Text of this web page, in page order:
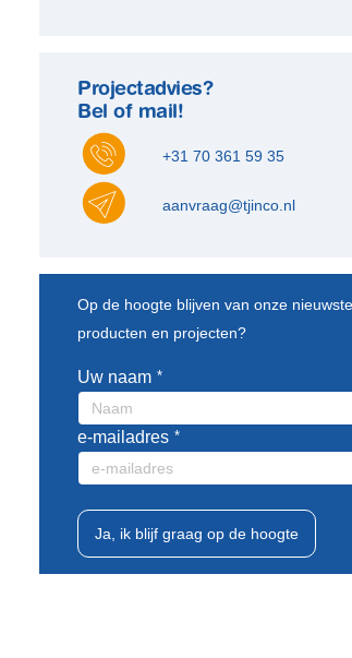
Projectadvies?
Bel of mail!
+31 70 361 59 35
aanvraag@tjinco.nl
Leave
blank
Op de hoogte blijven van onze nieuwste
producten en projecten?
Uw naam
e-mailadres
Ja, ik blijf graag op de hoogte